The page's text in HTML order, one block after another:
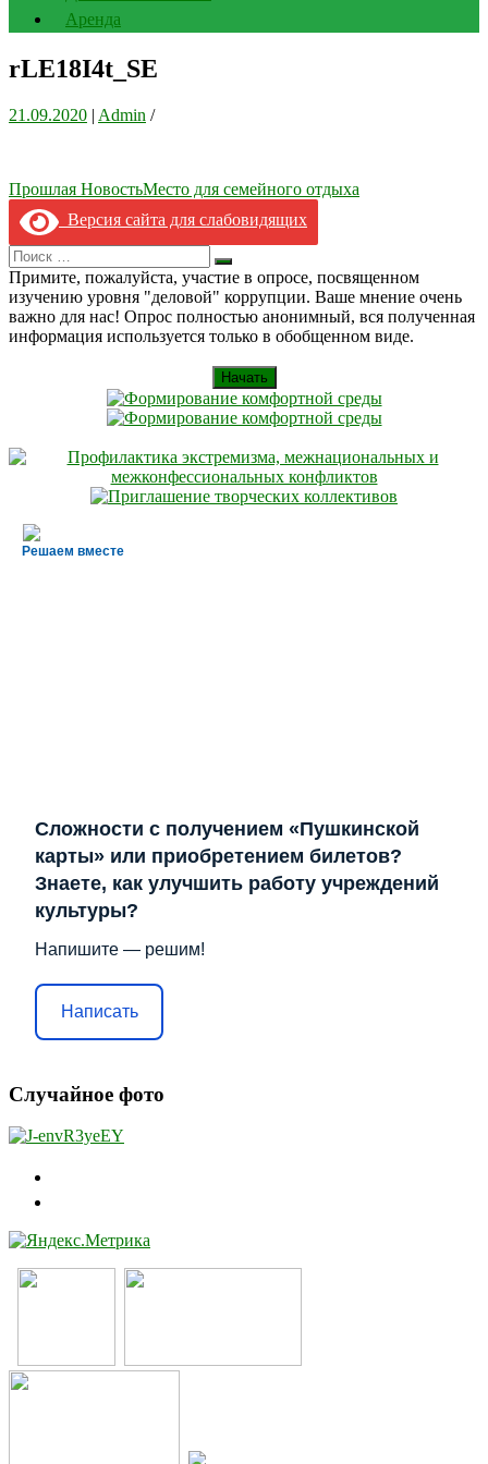
Аренда
rLE18I4t_SE
21.09.2020 | Admin /
Навигация
по
записям
Прошлая НовостьМесто для семейного отдыха
Версия сайта для слабовидящих
Search
for:
Искать
Примите, пожалуйста, участие в опросе, посвященном
изучению уровня "деловой" коррупции. Ваше мнение очень
важно для нас! Опрос полностью анонимный, вся полученная
информация используется только в обобщенном виде.
Начать
Решаем вместе
Сложности с получением «Пушкинской
карты» или приобретением билетов?
Знаете, как улучшить работу учреждений
культуры?
Напишите — решим!
Написать
Случайное фото